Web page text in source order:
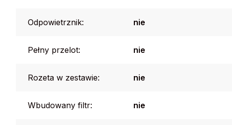
Odpowietrznik: nie
Pełny przelot: nie
Rozeta w zestawie: nie
Wbudowany filtr: nie